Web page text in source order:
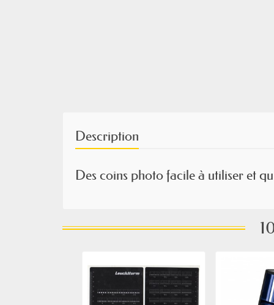
Description
Des coins photo facile à utiliser et